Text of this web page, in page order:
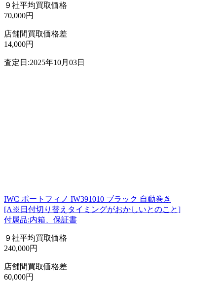
９社平均買取価格
70,000円
店舗間買取価格差
14,000円
査定日:2025年10月03日
IWC ポートフィノ IW391010 ブラック 自動巻き
[A※日付切り替えタイミングがおかしいとのこと]
付属品:内箱、保証書
９社平均買取価格
240,000円
店舗間買取価格差
60,000円